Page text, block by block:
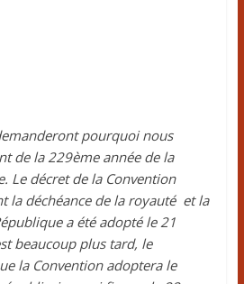
pourquoi nous
de la 229ème année de la
Le décret de la Convention
la déchéance de la royauté et la
a été adopté le 21
beaucoup plus tard, le
la Convention adoptera le